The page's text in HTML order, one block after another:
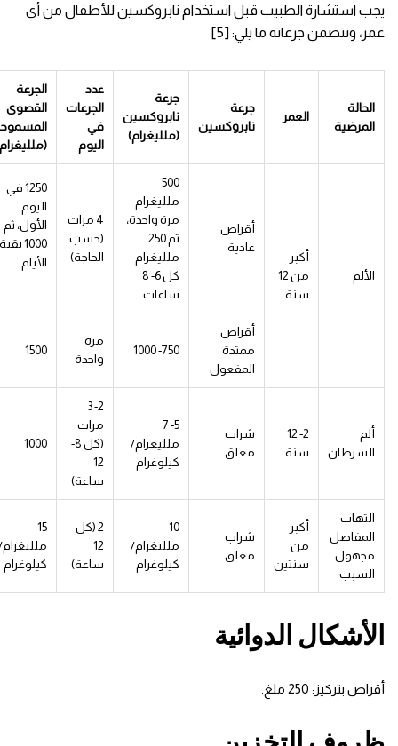
يجب استشارة الطبيب قبل استخدام نابروكسين للأطفال من أي
عمر، وتتضمن جرعاته ما يلي: [5]
الحالة
المرضية
العمر
جرعة
نابروكسين
جرعة
نابروكسين
(ملليغرام)
عدد
الجرعات
في
اليوم
الجرعة
القصوى
الألم
أكبر
من 12
سنة
أقراص
عادية
500
ملليغرام
مرة واحدة،
ثم 250
ملليغرام
كل 6- 8
ساعات.
4 مرات
(حسب
الحاجة)
1250 في
اليوم
الأول، ثم
1000 بقية
الأيام
أقراص
ممتدة
المفعول
750- 1000
مرة
واحدة
1500
ألم
السرطان
2- 12
سنة
شراب
معلق
5- 7
ملليغرام/
كيلوغرام
2- 3
مرات
(كل 8-
12
ساعة)
1000
التهاب
المفاصل
مجهول
السبب
أكبر
من
سنتين
شراب
معلق
10
ملليغرام/
كيلوغرام
2 (كل
12
ساعة)
15
كيلوغرام
الأشكال الدوائية
أقراص بتركيز: 250 ملغ.